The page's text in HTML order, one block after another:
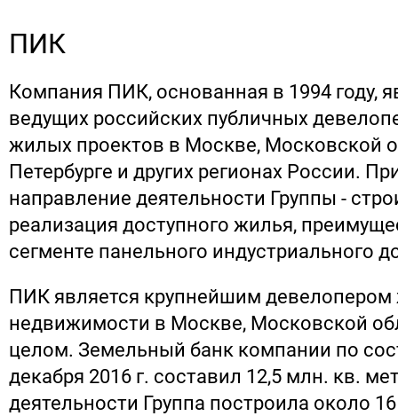
ПИК
Компания ПИК, основанная в 1994 году,
ведущих российских публичных
жилых проектов в Москве, Московской
Петербурге и других регионах России.
направление деятельности Группы -
реализация доступного жилья,
сегменте панельного индустриального
ПИК является крупнейшим
недвижимости в Москве, Московской
целом. Земельный банк компании по
декабря 2016 г. составил 12,5 млн. кв.
деятельности Группа построила около